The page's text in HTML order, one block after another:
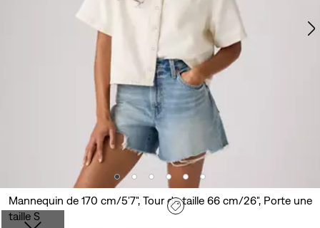
Mannequin de 170 cm/5'7", Tour de taille 66 cm/26", Porte une
taille S